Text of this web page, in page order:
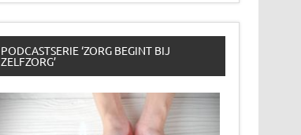
PODCASTSERIE ‘ZORG BEGINT BIJ
ZELFZORG’